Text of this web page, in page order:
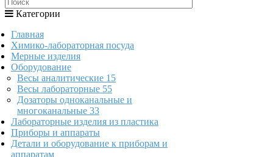
Категории
Главная
Химико-лабораторная посуда
Мерные изделия
Оборудование
Весы аналитические 15
Весы лабораторные 55
Дозаторы одноканальные и
многоканальные 33
Лабораторные изделия из пластика
Приборы и аппараты
Детали и оборудование к приборам и
аппаратам